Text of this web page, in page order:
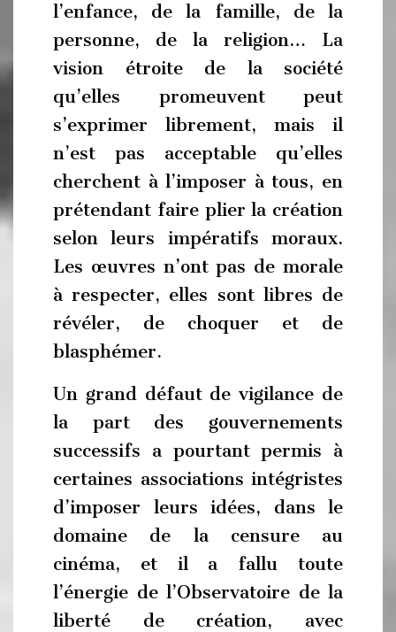
l’enfance, de la famille, de la
personne, de la religion… La
vision étroite de la société
qu’elles promeuvent peut
s’exprimer librement, mais il
n’est pas acceptable qu’elles
cherchent à l’imposer à tous, en
prétendant faire plier la création
selon leurs impératifs moraux.
Les œuvres n’ont pas de morale
à respecter, elles sont libres de
révéler, de choquer et de
blasphémer.
Un grand défaut de vigilance de
la part des gouvernements
successifs a pourtant permis à
certaines associations intégristes
d’imposer leurs idées, dans le
domaine de la censure au
cinéma, et il a fallu toute
l’énergie de l’Observatoire de la
liberté de création, avec